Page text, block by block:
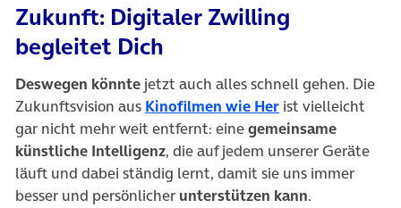
Zukunft: Digitaler Zwilling
begleitet Dich
Deswegen könnte jetzt auch alles schnell gehen. Die
Zukunftsvision aus Kinofilmen wie Her(öffnet in neuem
ist vielleicht
gar nicht mehr weit entfernt: einegemeinsame
künstliche Intelligenz, die auf jedem unserer Geräte
läuft und dabei ständig lernt, damit sie uns immer
besser und persönlicher unterstützen kann.